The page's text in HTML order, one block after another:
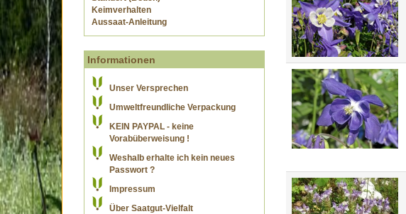
Keimverhalten
Aussaat-Anleitung
Informationen
Unser Versprechen
Umweltfreundliche Verpackung
KEIN PAYPAL - keine
Vorabüberweisung !
Weshalb erhalte ich kein neues
Passwort ?
Impressum
Über Saatgut-Vielfalt